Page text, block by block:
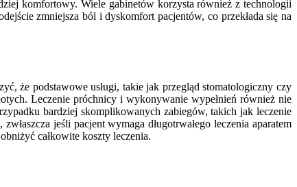
komfortowy. Wiele gabinetów korzysta również z technologii
zmniejsza ból i dyskomfort pacjentów, co przekłada się na
że podstawowe usługi, takie jak przegląd stomatologiczny czy
Leczenie próchnicy i wykonywanie wypełnień również nie
bardziej skomplikowanych zabiegów, takich jak leczenie
jeśli pacjent wymaga długotrwałego leczenia aparatem
całkowite koszty leczenia.